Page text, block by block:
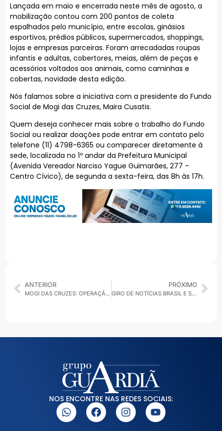
Lançada em maio e encerrada neste mês de agosto, a
mobilização contou com 200 pontos de coleta
espalhados pelo município, entre escolas, ginásios
esportivos, prédios públicos, supermercados, shoppings,
lojas e empresas parceiras. Foram arrecadadas roupas
infantis e adultas, cobertores, meias, além de peças e
acessórios voltados aos animais, como caminhas e
cobertas, novidade desta edição.
Nós falamos sobre a iniciativa com a presidente do Fundo
Social de Mogi das Cruzes, Maira Cusatis.
Quem deseja conhecer mais sobre o trabalho do Fundo
Social ou realizar doações pode entrar em contato pelo
telefone (11) 4798-6365 ou comparecer diretamente à
sede, localizada no 1º andar da Prefeitura Municipal
(Avenida Vereador Narciso Yague Guimarães, 277 –
Centro Cívico), de segunda a sexta-feira, das 8h às 17h.
ANTERIOR
MOGI DAS CRUZES: OPERAÇÃO CATA-TRANQUEIRA ATENDE 13 BAIRROS NESTE SÁBADO (23)
PRÓXIMO
GIRO DE NOTÍCIAS BRASIL E SP 22/08/2025
NOS ENCONTRE NAS REDES SOCIAIS: